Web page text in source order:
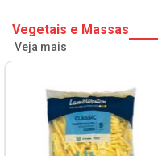
Vegetais e Massas
Veja mais